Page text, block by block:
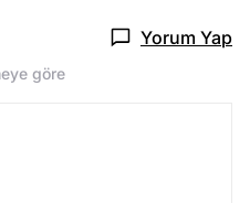
Yorum Yap
göre